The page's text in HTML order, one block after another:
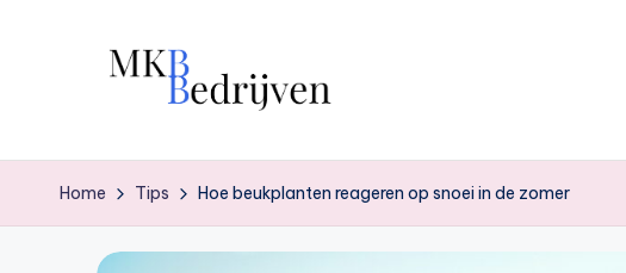
inhoud
Home Tips Hoe beukplanten reageren op snoei in de zomer